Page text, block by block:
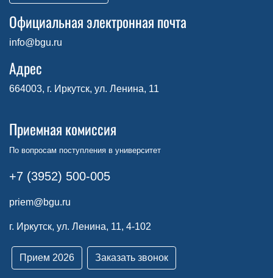
Официальная электронная почта
info@bgu.ru
Адрес
664003, г. Иркутск, ул. Ленина, 11
Приемная комиссия
По вопросам поступления в университет
+7 (3952) 500-005
priem@bgu.ru
г. Иркутск, ул. Ленина, 11, 4-102
Прием 2026 Заказать звонок